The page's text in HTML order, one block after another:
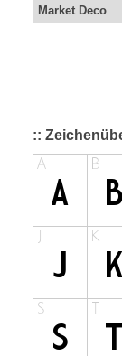
Market Deco
::